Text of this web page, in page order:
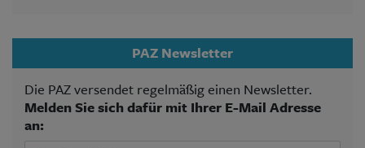
PAZ Newsletter
Die PAZ versendet regelmäßig einen Newsletter.
Melden Sie sich dafür mit Ihrer E-Mail Adresse
an: